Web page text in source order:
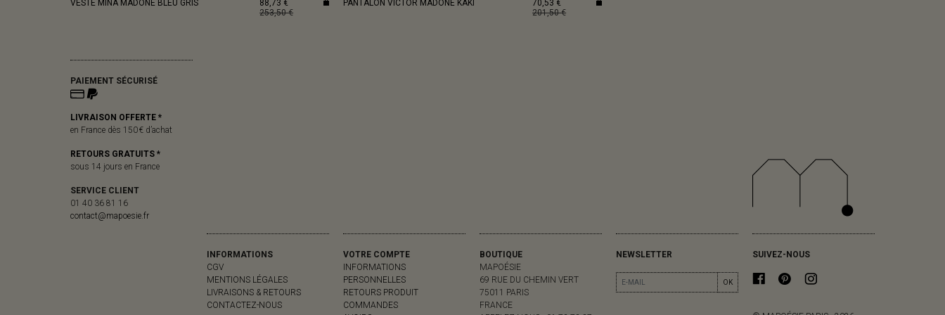
VESTE MINA MADONE BLEU GRIS
88,73 €
253,50 €
PANTALON VICTOR MADONE KAKI
70,53 €
201,50 €
PAIEMENT SÉCURISÉ
LIVRAISON OFFERTE *
en France dès 150 € d’achat
RETOURS GRATUITS *
sous 14 jours en France
SERVICE CLIENT
01 40 36 81 16
contact@mapoesie.fr
INFORMATIONS
CGV
MENTIONS LÉGALES
LIVRAISONS & RETOURS
CONTACTEZ-NOUS
VOTRE COMPTE
INFORMATIONS
PERSONNELLES
RETOURS PRODUIT
COMMANDES
BOUTIQUE
MAPOÉSIE
69 RUE DU CHEMIN VERT
75011 PARIS
FRANCE
NEWSLETTER
OK
SUIVEZ-NOUS